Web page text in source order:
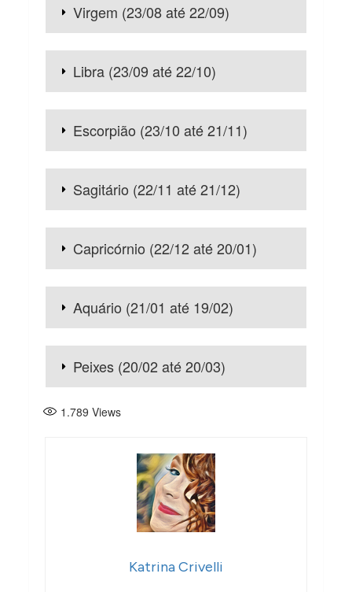
Virgem (23/08 até 22/09)
Libra (23/09 até 22/10)
Escorpião (23/10 até 21/11)
Sagitário (22/11 até 21/12)
Capricórnio (22/12 até 20/01)
Aquário (21/01 até 19/02)
Peixes (20/02 até 20/03)
1.789 Views
Katrina Crivelli